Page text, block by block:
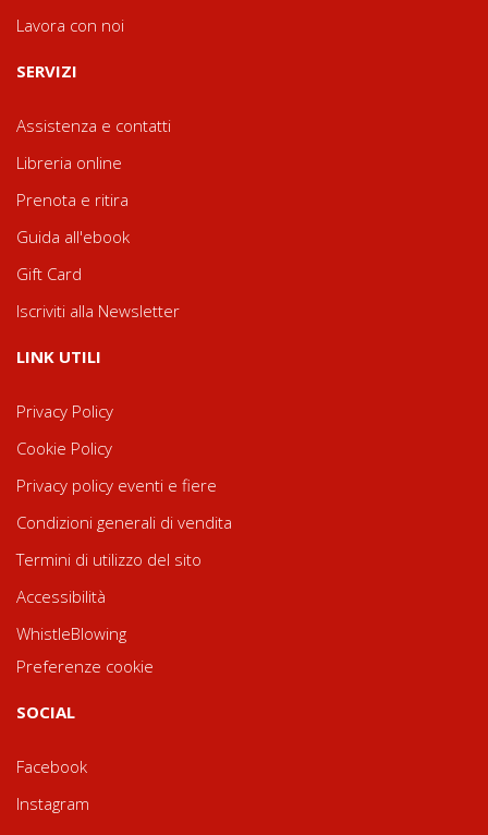
Lavora con noi
SERVIZI
Assistenza e contatti
Libreria online
Prenota e ritira
Guida all'ebook
Gift Card
Iscriviti alla Newsletter
LINK UTILI
Privacy Policy
Cookie Policy
Privacy policy eventi e fiere
Condizioni generali di vendita
Termini di utilizzo del sito
Accessibilità
WhistleBlowing
Preferenze cookie
SOCIAL
Facebook
Instagram